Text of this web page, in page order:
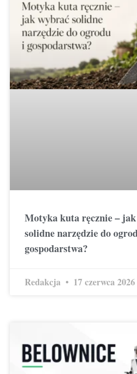
Motyka kuta ręcznie –
solidne narzędzie do
gospodarstwa?
Redakcja 17 czerwca 2026